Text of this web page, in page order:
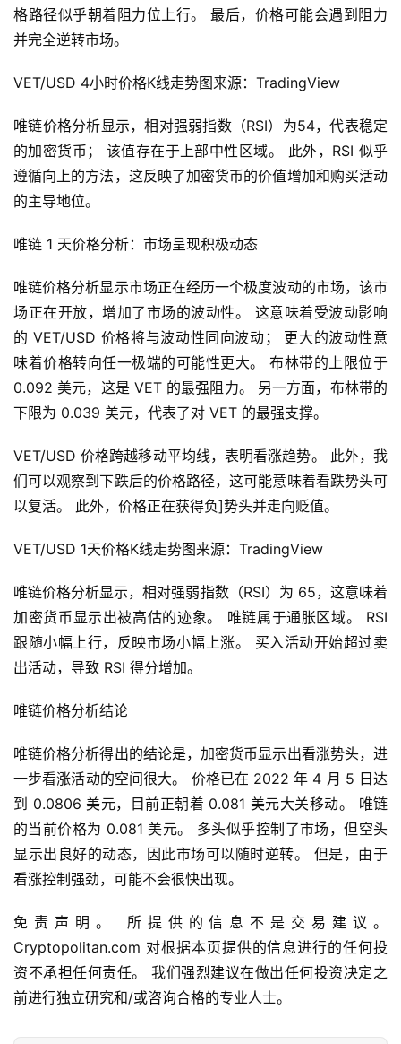
首
页
快
仰
a
h
r
9
9
指
数
格路径似乎朝着阻力位上行。 最后，价格可能会遇到阻力
并完全逆转市场。
VET/USD 4小时价格K线走势图来源：TradingView
唯链价格分析显示，相对强弱指数（RSI）为54，代表稳定
的加密货币； 该值存在于上部中性区域。 此外，RSI 似乎
遵循向上的方法，这反映了加密货币的价值增加和购买活动
的主导地位。
唯链 1 天价格分析：市场呈现积极动态
唯链价格分析显示市场正在经历一个极度波动的市场，该市
场正在开放，增加了市场的波动性。 这意味着受波动影响
的 VET/USD 价格将与波动性同向波动； 更大的波动性意
味着价格转向任一极端的可能性更大。 布林带的上限位于
0.092 美元，这是 VET 的最强阻力。 另一方面，布林带的
下限为 0.039 美元，代表了对 VET 的最强支撑。
VET/USD 价格跨越移动平均线，表明看涨趋势。 此外，我
们可以观察到下跌后的价格路径，这可能意味着看跌势头可
以复活。 此外，价格正在获得负]势头并走向贬值。
VET/USD 1天价格K线走势图来源：TradingView
唯链价格分析显示，相对强弱指数（RSI）为 65，这意味着
加密货币显示出被高估的迹象。 唯链属于通胀区域。 RSI
跟随小幅上行，反映市场小幅上涨。 买入活动开始超过卖
出活动，导致 RSI 得分增加。
唯链价格分析结论
唯链价格分析得出的结论是，加密货币显示出看涨势头，进
一步看涨活动的空间很大。 价格已在 2022 年 4 月 5 日达
到 0.0806 美元，目前正朝着 0.081 美元大关移动。 唯链
的当前价格为 0.081 美元。 多头似乎控制了市场，但空头
显示出良好的动态，因此市场可以随时逆转。 但是，由于
看涨控制强劲，可能不会很快出现。
免责声明。 所提供的信息不是交易建议。
Cryptopolitan.com 对根据本页提供的信息进行的任何投
资不承担任何责任。 我们强烈建议在做出任何投资决定之
前进行独立研究和/或咨询合格的专业人士。